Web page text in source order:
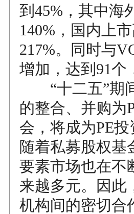
到45%，其中海
140%，国内上
217%。同时与
增加，达到91个
“十二五”期间
的整合、并购为
会，将成为PE
随着私募股权基
要素市场也在不
来越多元。因此
机构间的密切合